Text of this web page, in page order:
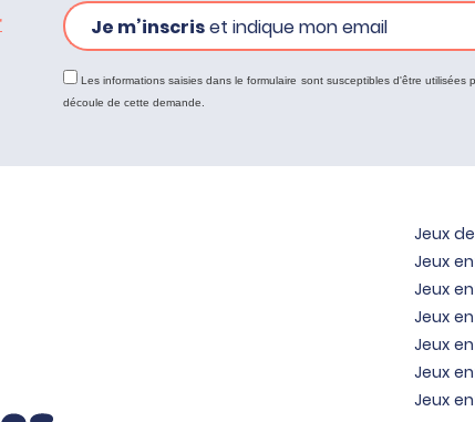
Je m’inscriset indique mon email
Les informations saisies dans le formulaire sont susceptibles d'être
découle de cette demande.
Jeux
Jeux
Jeux
Jeux
Jeux
Jeux
Jeux